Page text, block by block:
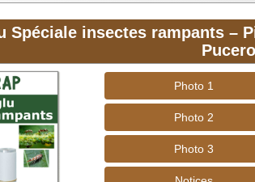
Spéciale insectes rampants –
Photo 1
Photo 2
Photo 3